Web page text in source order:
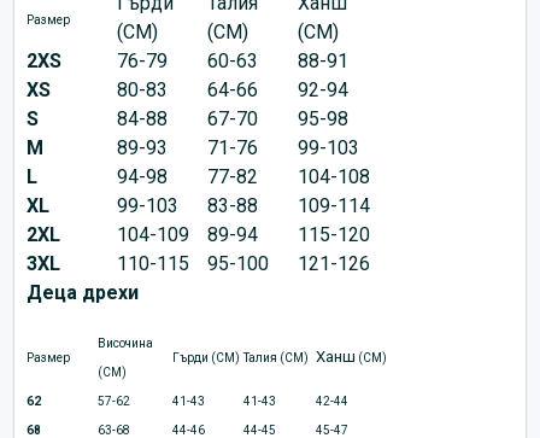
Размер
(CM)
(CM)
(CM)
2XS
76-79 60-63
88-91
XS
80-83 64-66
92-94
S
84-88 67-70
95-98
M
89-93 71-76
99-103
L
94-98 77-82
104-108
XL
99-103 83-88
109-114
2XL
104-109 89-94
115-120
3XL
110-115 95-100
121-126
Деца дрехи
Размер
Височина
(CM)
Гърди (CM) Талия (CM) Ханш (CM)
62 57-62 41-43 41-43 42-44
68 63-68 44-46 44-45 45-47